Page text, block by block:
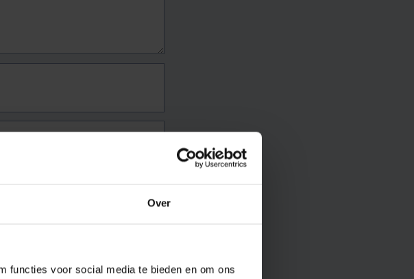
Over
functies voor social media te bieden en om ons